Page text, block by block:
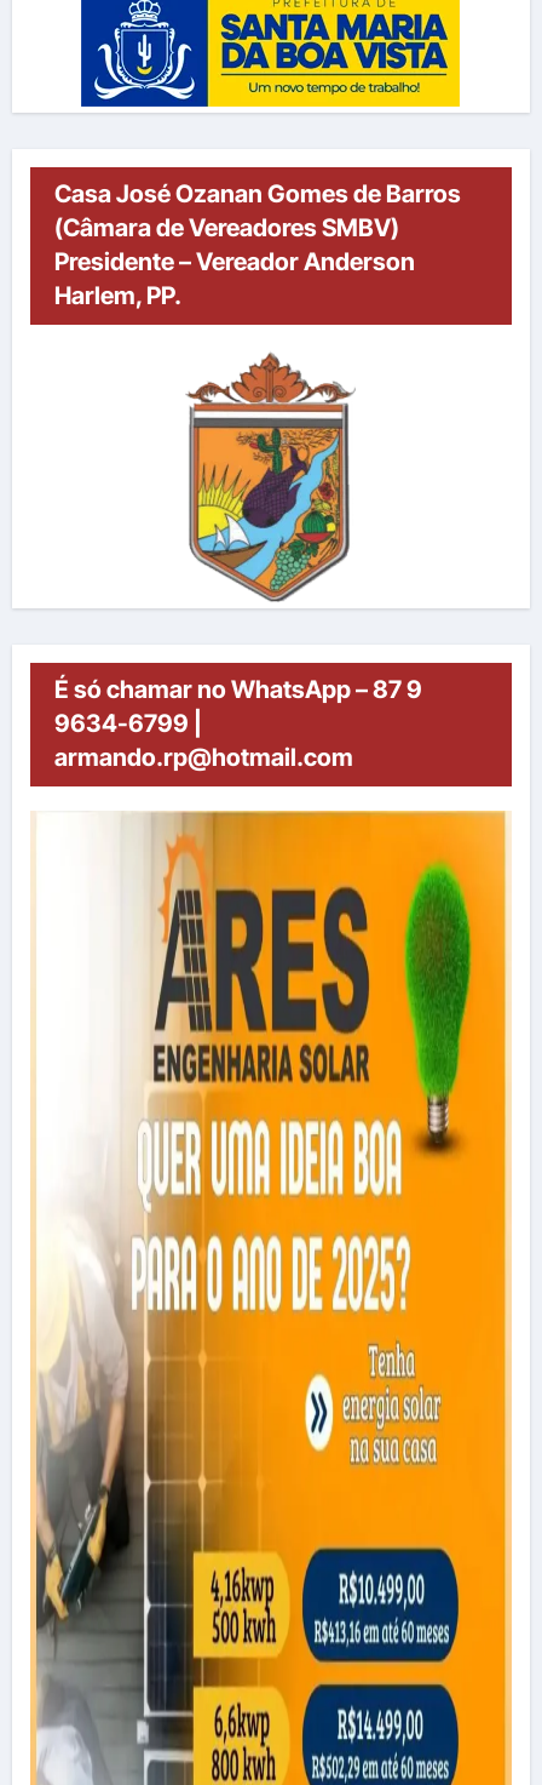
Casa José Ozanan Gomes de Barros
(Câmara de Vereadores SMBV)
Presidente – Vereador Anderson
Harlem, PP.
É só chamar no WhatsApp – 87 9
9634-6799 |
armando.rp@hotmail.com